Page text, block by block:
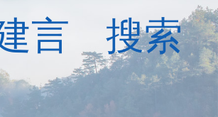
搜索
言